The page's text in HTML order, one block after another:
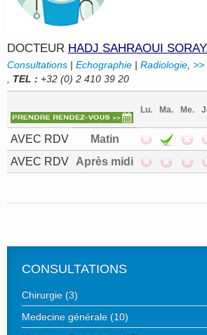
DOCTEUR HADJ SAHRAOUI
Consultations | Echographie | Radiologie >>
TEL : +32 (0) 2 410 39 20
Lu. Ma. Me.
AVEC RDV
Matin
AVEC RDV Après midi
CONSULTATIONS
Chirurgie (3)
Medecine générale (10)